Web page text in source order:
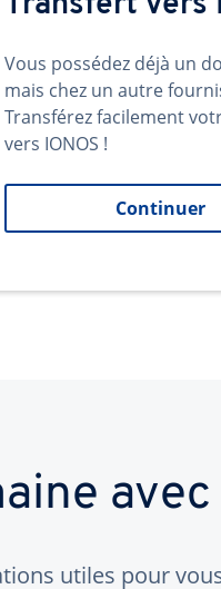
Vous possédez déjà un
mais chez un autre
Transférez facilement
vers IONOS !
Continuer
avec
utiles pour